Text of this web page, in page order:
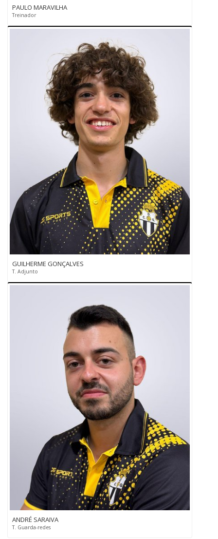
PAULO MARAVILHA
Treinador
GUILHERME GONÇALVES
T. Adjunto
ANDRÉ SARAIVA
T. Guarda-redes